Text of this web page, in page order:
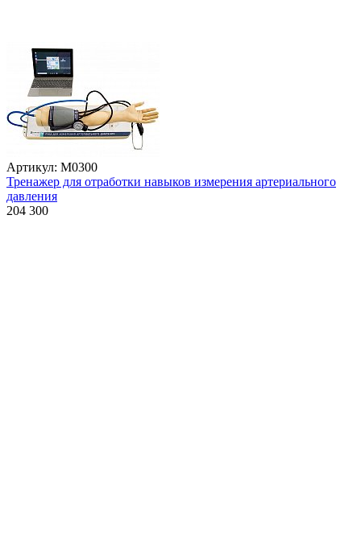
Артикул: М0300
Тренажер для отработки навыков измерения артериального
давления
204 300